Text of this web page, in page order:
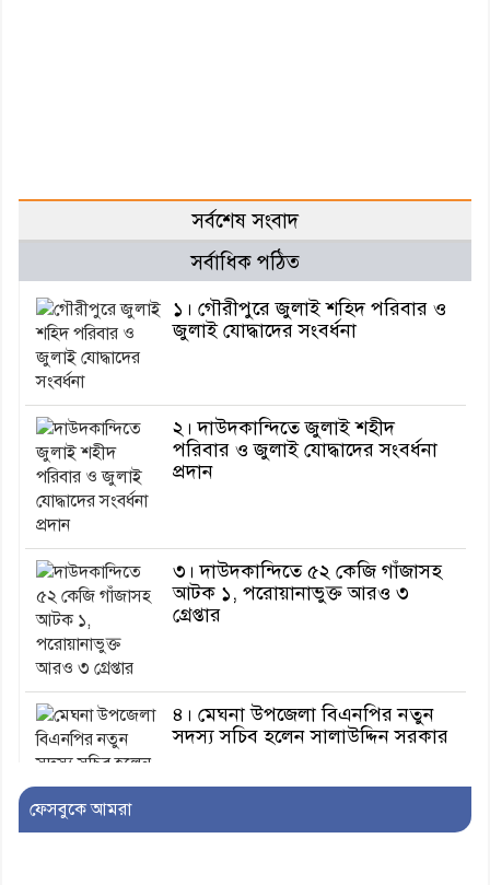
সর্বশেষ সংবাদ
সর্বাধিক পঠিত
১। গৌরীপুরে জুলাই শহিদ পরিবার ও
জুলাই যোদ্ধাদের সংবর্ধনা
২। দাউদকান্দিতে জুলাই শহীদ
পরিবার ও জুলাই যোদ্ধাদের সংবর্ধনা
প্রদান
৩। দাউদকান্দিতে ৫২ কেজি গাঁজাসহ
আটক ১, পরোয়ানাভুক্ত আরও ৩
গ্রেপ্তার
৪। মেঘনা উপজেলা বিএনপির নতুন
সদস্য সচিব হলেন সালাউদ্দিন সরকার
৫। জেলা পুলিশ সুপার থেকে সম্মাননা
ফেসবুকে আমরা